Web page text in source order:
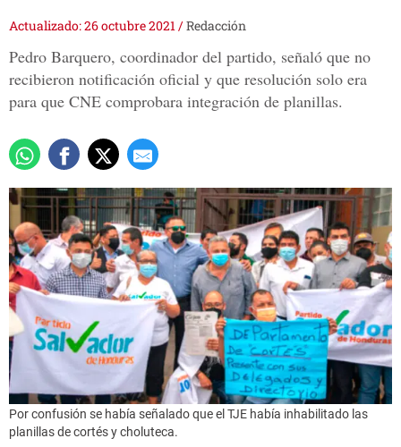
Actualizado: 26 octubre 2021/Redacción
Pedro Barquero, coordinador del partido, señaló que no
recibieron notificación oficial y que resolución solo era
para que CNE comprobara integración de planillas.
Por confusión se había señalado que el TJE había inhabilitado las
planillas de cortés y choluteca.